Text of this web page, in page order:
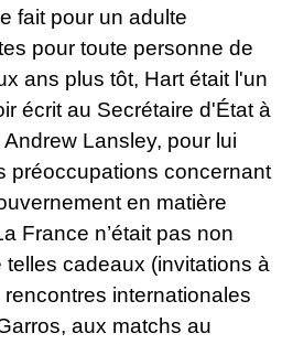
fait pour un adulte
pour toute personne de
ans plus tôt, Hart était l'un
écrit au Secrétaire d'État à
Lansley, pour lui
préoccupations concernant
en matière
France n’était pas non
cadeaux (invitations à
internationales
aux matchs au